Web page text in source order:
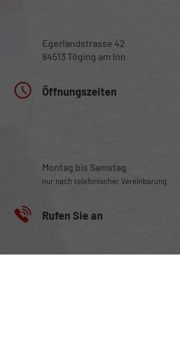
Egerlandstrasse 42
84513 Töging am Inn
Öffnungszeiten
Montag bis Samstag
nur nach telefonischer Vereinbarung
Rufen Sie an